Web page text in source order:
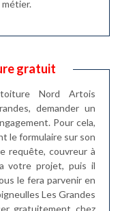
métier.
gratuit
Nord Artois
demander un
Pour cela,
le formulaire sur son
requête, couvreur à
votre projet, puis il
le fera parvenir en
Les Grandes
gratuitement chez